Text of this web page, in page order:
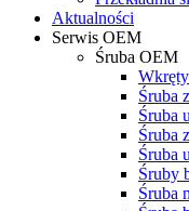
Aktualności
Serwis OEM
Śruba OEM
Śruba
Śruba
Śruba
Śruba
Śruby
Śruba